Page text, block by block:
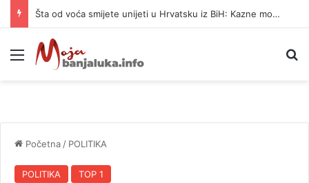
Šta od voća smijete unijeti u Hrvatsku iz BiH: Kazne mogu dostići 13.260 evra
Meni
Početna / POLITIKA
POLITIKA TOP 1